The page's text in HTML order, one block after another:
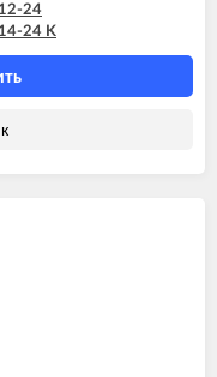
24
24 K